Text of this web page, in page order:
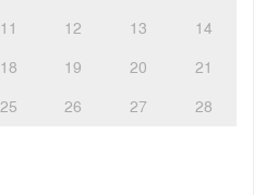
11 12 13
14
18 19 20
21
25 26 27
28